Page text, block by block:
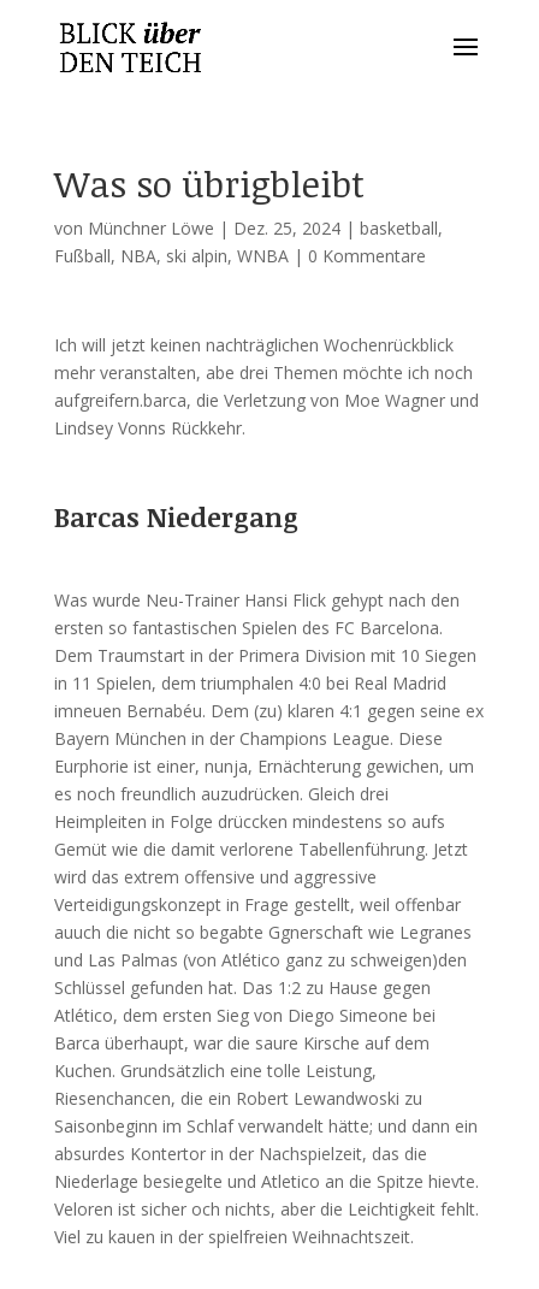
Was so übrigbleibt
von Münchner Löwe | Dez. 25, 2024| basketball,
Fußball, NBA, ski alpin, WNBA| 0 Kommentare
Ich will jetzt keinen nachträglichen Wochenrückblick
mehr veranstalten, abe drei Themen möchte ich noch
aufgreifern.barca, die Verletzung von Moe Wagner und
Lindsey Vonns Rückkehr.
Barcas Niedergang
Was wurde Neu-Trainer Hansi Flick gehypt nach den
ersten so fantastischen Spielen des FC Barcelona.
Dem Traumstart in der Primera Division mit 10 Siegen
in 11 Spielen, dem triumphalen 4:0 bei Real Madrid
imneuen Bernabéu. Dem (zu) klaren 4:1 gegen seine ex
Bayern München in der Champions League. Diese
Eurphorie ist einer, nunja, Ernächterung gewichen, um
es noch freundlich auzudrücken. Gleich drei
Heimpleiten in Folge drüccken mindestens so aufs
Gemüt wie die damit verlorene Tabellenführung. Jetzt
wird das extrem offensive und aggressive
Verteidigungskonzept in Frage gestellt, weil offenbar
auuch die nicht so begabte Ggnerschaft wie Legranes
und Las Palmas (von Atlético ganz zu schweigen)den
Schlüssel gefunden hat. Das 1:2 zu Hause gegen
Atlético, dem ersten Sieg von Diego Simeone bei
Barca überhaupt, war die saure Kirsche auf dem
Kuchen. Grundsätzlich eine tolle Leistung,
Riesenchancen, die ein Robert Lewandwoski zu
Saisonbeginn im Schlaf verwandelt hätte; und dann ein
absurdes Kontertor in der Nachspielzeit, das die
Niederlage besiegelte und Atletico an die Spitze hievte.
Veloren ist sicher och nichts, aber die Leichtigkeit fehlt.
Viel zu kauen in der spielfreien Weihnachtszeit.